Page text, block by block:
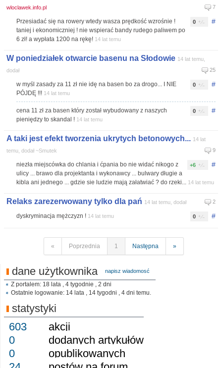
wloclawek.info.pl
7
#
0
Przesiadać się na rowery wtedy wasza prędkość wzrośnie !
taniej i ekonomiczniej ! nie wspierać bandy rudego paliwem po
6 zł! a wypłata 1200 na rękę! 14 lat temu
W poniedziałek otwarcie basenu na Słodowie 14 lat temu,
dodał
25
#
0
w myśl zasady za 11 zł nie idę na basen bo za drogo... I NIE
PÓJDĘ !!! 14 lat temu
#
0
cena 11 zł za basen który został wybudowany z naszych
pieniędzy to skandal ! 14 lat temu
A taki jest efekt tworzenia ukrytych betonowych... 14 lat
temu, dodał ~Smutek
9
#
+6
niezła miejscówka do chlania i ćpania bo nie widać nikogo z
ulicy ... brawo dla projektanta i wykonawcy ... bulwary długie a
kibla ani jednego ... gdzie sie ludzie mają załatwiać ? do rzeki... 14 lat temu
Relaks zarezerwowany tylko dla pań 14 lat temu, dodał 2
#
0
dyskryminacja mężczyzn ! 14 lat temu
« Poprzednia 1 Następna »
dane użytkownika napisz wiadomosć
Z portalem: 18 lata , 4 tygodnie , 2 dni
Ostatnie logowanie: 14 lata , 14 tygodni , 4 dni temu.
statystyki
603
akcji
0
dodanych artykułów
0
opublikowanych